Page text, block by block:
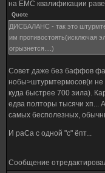
на ЕМС квалификации
Quote
ДИСБАЛАНС - так это
им противостоять(исключая
огрызнется....)
Совет даже без баффов
нобы>штурмтермосов(и не
куда быстрее 700 зила).
едва полторы тысячи хп...
самых бесполезных,
И раСа с одной "с" ёпт...
Сообщение